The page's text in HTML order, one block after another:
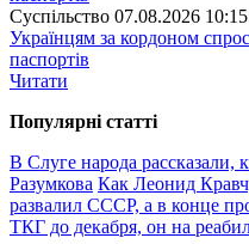
Суспiльство 07.08.2026
Українцям за кордоном
паспортів
Читати
Популярнi статтi
В Слуге народа
Разумкова Как Леонид
развалил СССР, а в конце
ТКГ до декабря, он на